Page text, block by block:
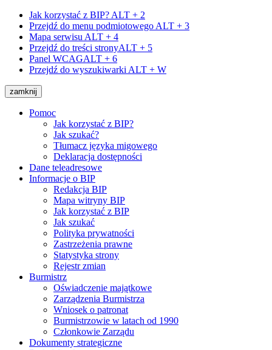
Jak korzystać z BIP? ALT + 2
Przejdź do menu podmiotowego ALT + 3
Mapa serwisu ALT + 4
Przejdź do treści stronyALT + 5
Panel WCAGALT + 6
Przejdź do wyszukiwarki ALT + W
zamknij
Pomoc
Jak korzystać z BIP?
Jak szukać?
Tłumacz języka migowego
Deklaracja dostępności
Dane teleadresowe
Informacje o BIP
Redakcja BIP
Mapa witryny BIP
Jak korzystać z BIP
Jak szukać
Polityka prywatności
Zastrzeżenia prawne
Statystyka strony
Rejestr zmian
Burmistrz
Oświadczenie majątkowe
Zarządzenia Burmistrza
Wniosek o patronat
Burmistrzowie w latach od 1990
Członkowie Zarządu
Dokumenty strategiczne